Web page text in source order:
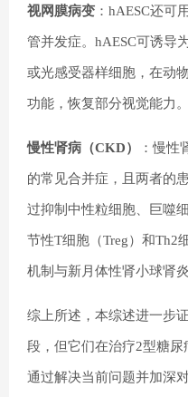
视网膜病变 ：hAESC还可
管并发症。hAESC可诱导
或光感受器样细胞，在动
功能，恢复部分视觉能力。
慢性肾病（CKD） ：慢性
的常见合并症，且两者的
过抑制中性粒细胞、巨噬
节性T细胞（Treg）和Th2
机制与新月体性肾小球肾
综上所述，本综述进一步
段，但它们在治疗2型糖尿
通过解决当前问题并加深